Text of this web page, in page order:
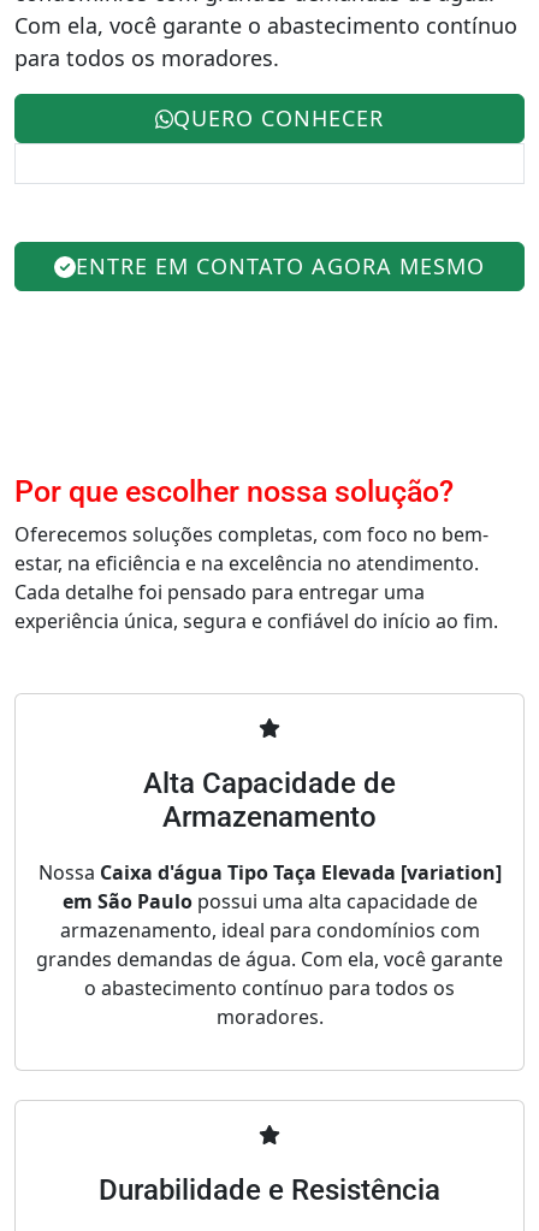
Com ela, você garante o abastecimento contínuo
para todos os moradores.
QUERO CONHECER
ENTRE EM CONTATO AGORA MESMO
Por que escolher nossa solução?
Oferecemos soluções completas, com foco no bem-
estar, na eficiência e na excelência no atendimento.
Cada detalhe foi pensado para entregar uma
experiência única, segura e confiável do início ao fim.
Alta Capacidade de
Armazenamento
Nossa Caixa d'água Tipo Taça Elevada [variation]
em São Paulopossui uma alta capacidade de
armazenamento, ideal para condomínios com
grandes demandas de água. Com ela, você garante
o abastecimento contínuo para todos os
moradores.
Durabilidade e Resistência